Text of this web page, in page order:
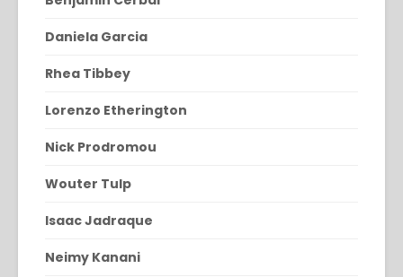
Daniela Garcia
Rhea Tibbey
Lorenzo Etherington
Nick Prodromou
Wouter Tulp
Isaac Jadraque
Neimy Kanani